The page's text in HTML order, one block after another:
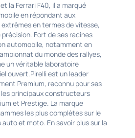
la Ferrari F40, il a marqué
en répondant aux
en termes de vitesse,
précision. Fort de ses racines
automobile, notamment en
du monde des rallyes,
un véritable laboratoire
ouvert.Pirelli est un leader
Premium, reconnu pour ses
principaux constructeurs
et Prestige. La marque
les plus complètes sur le
et moto. En savoir plus sur la